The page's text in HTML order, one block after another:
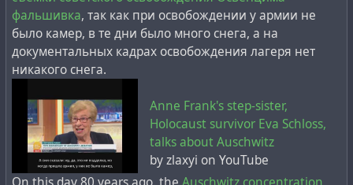
фальшивка, так как при освобождении у армии не
было камер, в те дни было много снега, а на
документальных кадрах освобождения лагеря нет
никакого снега.
Anne Frank's step-sister,
Holocaust survivor Eva Schloss,
talks about Auschwitz
by zlaxyi on YouTube